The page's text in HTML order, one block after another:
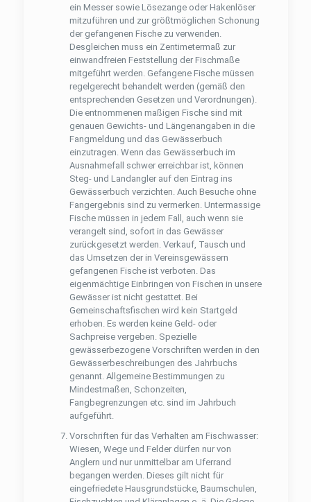
ein Messer sowie Lösezange oder Hakenlöser
mitzuführen und zur größtmöglichen Schonung
der gefangenen Fische zu verwenden.
Desgleichen muss ein Zentimetermaß zur
einwandfreien Feststellung der Fischmaße
mitgeführt werden. Gefangene Fische müssen
regelgerecht behandelt werden (gemäß den
entsprechenden Gesetzen und Verordnungen).
Die entnommenen maßigen Fische sind mit
genauen Gewichts- und Längenangaben in die
Fangmeldung und das Gewässerbuch
einzutragen. Wenn das Gewässerbuch im
Ausnahmefall schwer erreichbar ist, können
Steg- und Landangler auf den Eintrag ins
Gewässerbuch verzichten. Auch Besuche ohne
Fangergebnis sind zu vermerken. Untermassige
Fische müssen in jedem Fall, auch wenn sie
verangelt sind, sofort in das Gewässer
zurückgesetzt werden. Verkauf, Tausch und
das Umsetzen der in Vereinsgewässern
gefangenen Fische ist verboten. Das
eigenmächtige Einbringen von Fischen in unsere
Gewässer ist nicht gestattet. Bei
Gemeinschaftsﬁschen wird kein Startgeld
erhoben. Es werden keine Geld- oder
Sachpreise vergeben. Spezielle
gewässerbezogene Vorschriften werden in den
Gewässerbeschreibungen des Jahrbuchs
genannt. Allgemeine Bestimmungen zu
Mindestmaßen, Schonzeiten,
Fangbegrenzungen etc. sind im Jahrbuch
aufgeführt.
Vorschriften für das Verhalten am Fischwasser:
Wiesen, Wege und Felder dürfen nur von
Anglern und nur unmittelbar am Uferrand
begangen werden. Dieses gilt nicht für
eingefriedete Hausgrundstücke, Baumschulen,